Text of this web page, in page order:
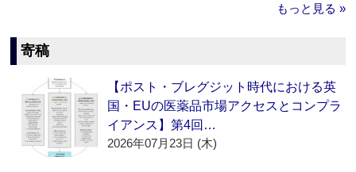
もっと見る »
寄稿
【ポスト・ブレグジット時代における英
国・EUの医薬品市場アクセスとコンプラ
イアンス】第4回…
2026年07月23日 (木)